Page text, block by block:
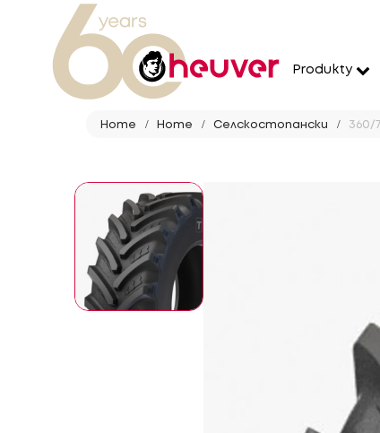
Produkty
Home Home Селскостопански 360/